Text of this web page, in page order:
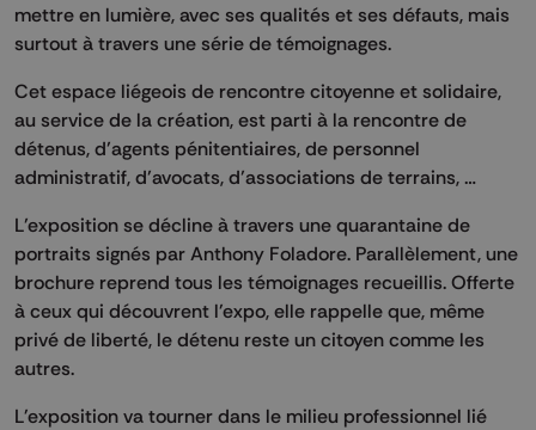
mettre en lumière, avec ses qualités et ses défauts, mais
surtout à travers une série de témoignages.
Cet espace liégeois de rencontre citoyenne et solidaire,
au service de la création, est parti à la rencontre de
détenus, d’agents pénitentiaires, de personnel
administratif, d’avocats, d’associations de terrains, …
L’exposition se décline à travers une quarantaine de
portraits signés par Anthony Foladore. Parallèlement, une
brochure reprend tous les témoignages recueillis. Offerte
à ceux qui découvrent l'expo, elle rappelle que, même
privé de liberté, le détenu reste un citoyen comme les
autres.
L'exposition va tourner dans le milieu professionnel lié